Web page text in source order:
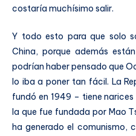
costaría muchísimo salir.
Y todo esto para que solo
China, porque además
podrían haber pensado que
lo iba a poner tan fácil. La
fundó en 1949 – tiene
la que fue fundada por Mao
ha generado el comunismo,